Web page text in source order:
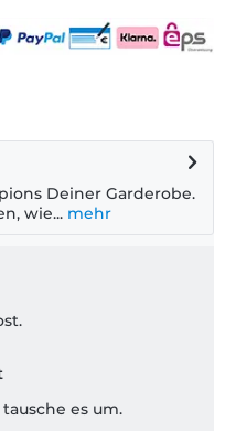
Deiner Garderobe.
wie... mehr
es um.